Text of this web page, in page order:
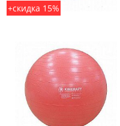
+скидка 15%